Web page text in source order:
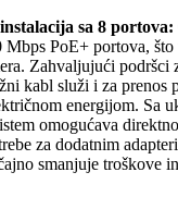
sa 8 portova:
Mbps PoE+ portova,
Zahvaljujući podršci
kabl služi i za prenos
energijom. Sa
omogućava
za dodatnim
smanjuje troškove